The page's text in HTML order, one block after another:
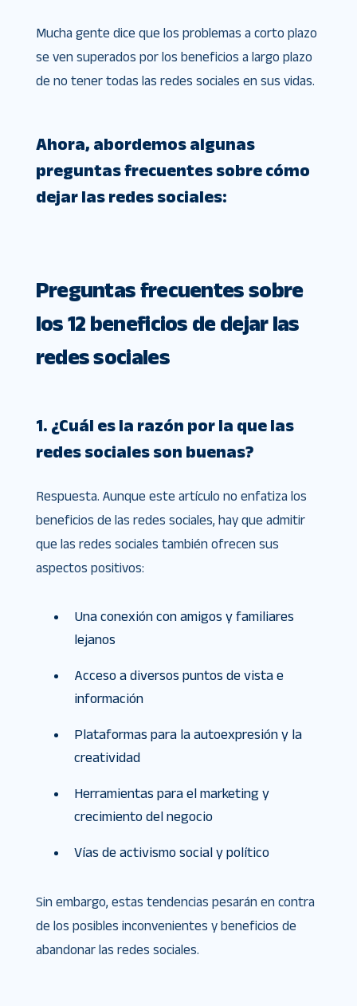
Mucha gente dice que los problemas a corto plazo
se ven superados por los beneficios a largo plazo
de no tener todas las redes sociales en sus vidas.
Ahora, abordemos algunas
preguntas frecuentes sobre cómo
dejar las redes sociales:
Preguntas frecuentes sobre
los 12 beneficios de dejar las
redes sociales
1. ¿Cuál es la razón por la que las
redes sociales son buenas?
Respuesta. Aunque este artículo no enfatiza los
beneficios de las redes sociales, hay que admitir
que las redes sociales también ofrecen sus
aspectos positivos:
Una conexión con amigos y familiares
lejanos
Acceso a diversos puntos de vista e
información
Plataformas para la autoexpresión y la
creatividad
Herramientas para el marketing y
crecimiento del negocio
Vías de activismo social y político
Sin embargo, estas tendencias pesarán en contra
de los posibles inconvenientes y beneficios de
abandonar las redes sociales.